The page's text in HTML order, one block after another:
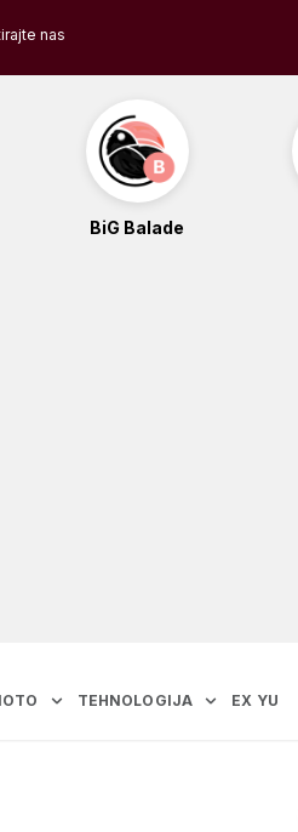
nas
BiG Balade
TEHNOLOGIJA EX YU